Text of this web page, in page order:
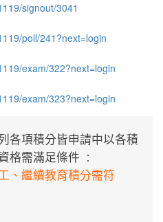
signout/3041
poll/241?next=login
exam/322?next=login
exam/323?next=login
各項積分皆申請中以各積
格需滿足條件 ：
、繼續教育積分需符